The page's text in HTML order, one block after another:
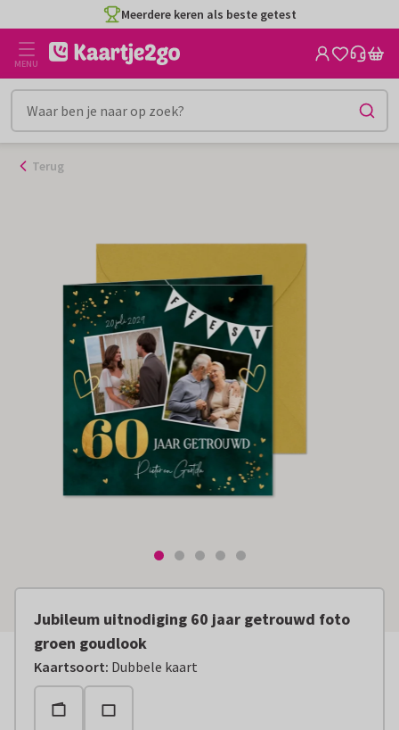
naar
inhoud
Meerdere keren als beste getest
MENU
Terug
Jubileum uitnodiging 60 jaar getrouwd foto
groen goudlook
Kaartsoort: Dubbele kaart